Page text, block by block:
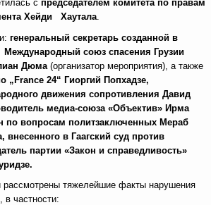
с председателем комитета по правам
Хейди Хаутала.
генеральный секретарь созданной в
Международный союз спасения Грузии
Дюма(организатор мероприятия), а также
„France 24“ Гиоргий Попхадзе,
движения сопротивления Давид
медиа-союза «Объектив» Ирма
по вопросам политзаключенных Мераб
внесенного в Гаагский суд против
партии «Закон и справедливость»
рассмотрены тяжелейшие факты нарушения
в частности: